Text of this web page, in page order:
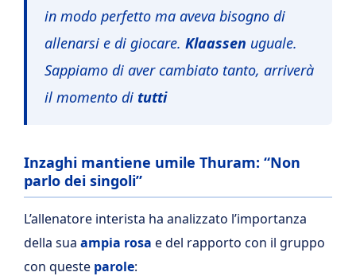
in modo perfetto ma aveva bisogno di
allenarsi e di giocare. Klaassen uguale.
Sappiamo di aver cambiato tanto, arriverà
il momento di tutti
Inzaghi mantiene umile Thuram: “Non
parlo dei singoli”
L’allenatore interista ha analizzato l’importanza
della sua ampia rosa e del rapporto con il gruppo
con queste parole: